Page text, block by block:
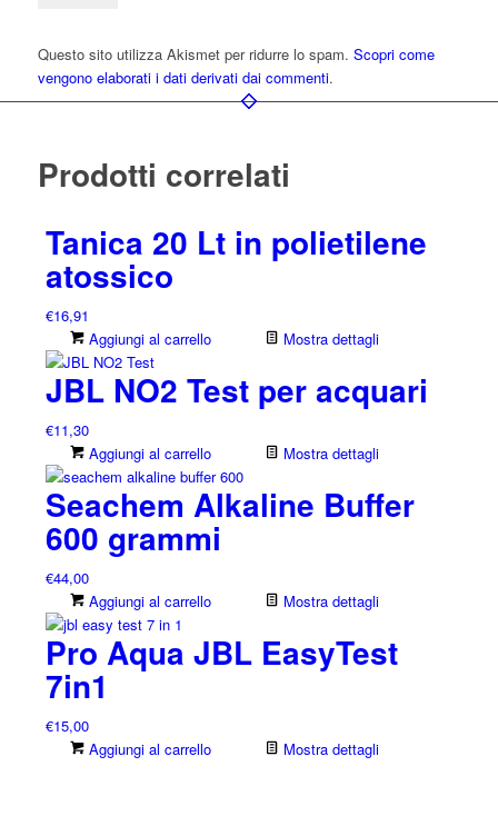
Questo sito utilizza Akismet per ridurre lo spam. Scopri come
vengono elaborati i dati derivati dai commenti.
Prodotti correlati
Tanica 20 Lt in polietilene
atossico
€16,91
Aggiungi al carrello
Mostra dettagli
JBL NO2 Test per acquari
€11,30
Aggiungi al carrello
Mostra dettagli
Seachem Alkaline Buffer
600 grammi
€44,00
Aggiungi al carrello
Mostra dettagli
Pro Aqua JBL EasyTest
7in1
€15,00
Aggiungi al carrello
Mostra dettagli